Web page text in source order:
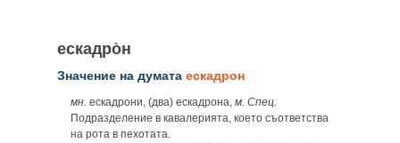
ескадро̀н
Значение на думата ескадрон
мн. ескадрони, (два) ескадрона, м. Спец.
Подразделение в кавалерията, което съответства
на рота в пехотата.